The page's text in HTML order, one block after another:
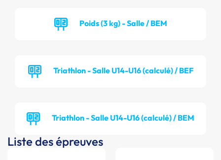
Poids (3 kg) - Salle / BEM
Triathlon - Salle U14-U16 (calculé) / BEF
Triathlon - Salle U14-U16 (calculé) / BEM
Liste des épreuves